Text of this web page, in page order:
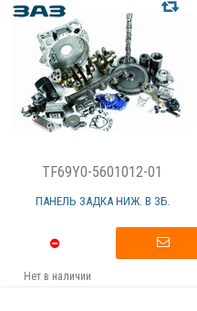
TF69Y0-5601012-01
ПАНЕЛЬ ЗАДКА НИЖ. В ЗБ.
Нет в наличии